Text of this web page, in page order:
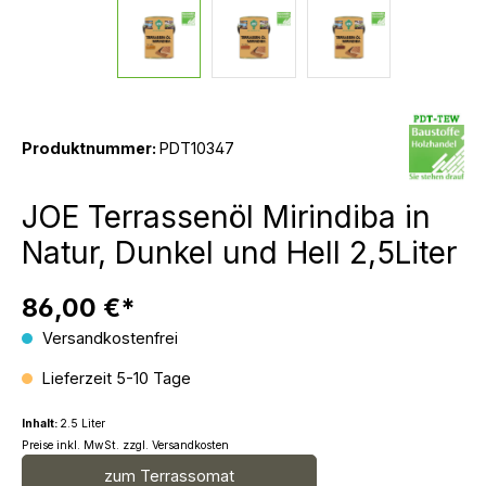
Produktnummer: PDT10347
JOE Terrassenöl Mirindiba in
Natur, Dunkel und Hell 2,5Liter
86,00 €*
Versandkostenfrei
Lieferzeit 5-10 Tage
Inhalt: 2.5 Liter
Preise inkl. MwSt. zzgl. Versandkosten
zum Terrassomat